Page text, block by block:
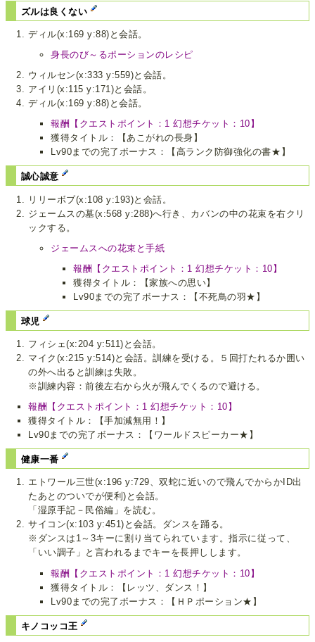
ズルは良くない
ディル(x:169 y:88)と会話。
身長のび～るポーションのレシピ
ウィルセン(x:333 y:559)と会話。
アイリ(x:115 y:171)と会話。
ディル(x:169 y:88)と会話。
報酬【クエストポイント：1 幻想チケット：10】
獲得タイトル：【あこがれの長身】
Lv90までの完了ボーナス：【高ランク防御強化の書★】
誠心誠意
リリーボブ(x:108 y:193)と会話。
ジェームスの墓(x:568 y:288)へ行き、カバンの中の花束を右クリ
ックする。
ジェームスへの花束と手紙
報酬【クエストポイント：1 幻想チケット：10】
獲得タイトル：【家族への思い】
Lv90までの完了ボーナス：【不死鳥の羽★】
球児
フィシェ(x:204 y:511)と会話。
マイク(x:215 y:514)と会話。訓練を受ける。５回打たれるか囲い
の外へ出ると訓練は失敗。
※訓練内容：前後左右から火が飛んでくるので避ける。
報酬【クエストポイント：1 幻想チケット：10】
獲得タイトル：【手加減無用！】
Lv90までの完了ボーナス：【ワールドスピーカー★】
健康一番
エトワール三世(x:196 y:729、双蛇に近いので飛んでからかID出
たあとのついでが便利)と会話。
「湿原手記－民俗編」を読む。
サイコン(x:103 y:451)と会話。ダンスを踊る。
※ダンスは1～3キーに割り当てられています。指示に従って、
「いい調子」と言われるまでキーを長押しします。
報酬【クエストポイント：1 幻想チケット：10】
獲得タイトル：【レッツ、ダンス！】
Lv90までの完了ボーナス：【ＨＰポーション★】
キノコッコ王